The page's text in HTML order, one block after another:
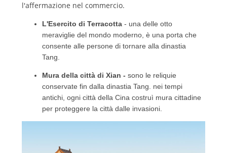
l'affermazione nel commercio.
L'Esercito di Terracotta- una delle otto
meraviglie del mondo moderno, è una porta che
consente alle persone di tornare alla dinastia
Tang.
Mura della città di Xian - sono le reliquie
conservate fin dalla dinastia Tang. nei tempi
antichi, ogni città della Cina costruì mura cittadine
per proteggere la città dalle invasioni.